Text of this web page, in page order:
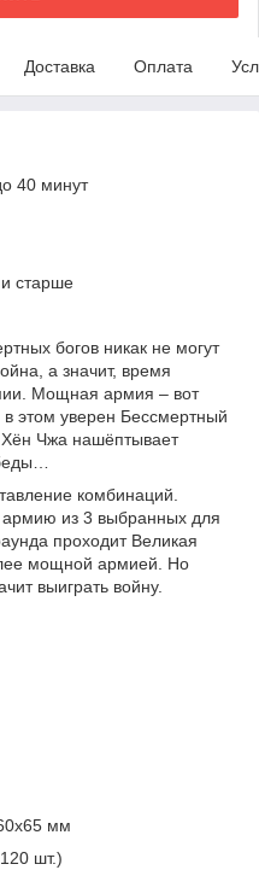
Доставка Оплата
40 минут
старше
богов никак не могут
а значит, время
Мощная армия – вот
этом уверен Бессмертный
Чжа нашёптывает
комбинаций.
армию из 3 выбранных для
проходит Великая
мощной армией. Но
выиграть войну.
мм
шт.)